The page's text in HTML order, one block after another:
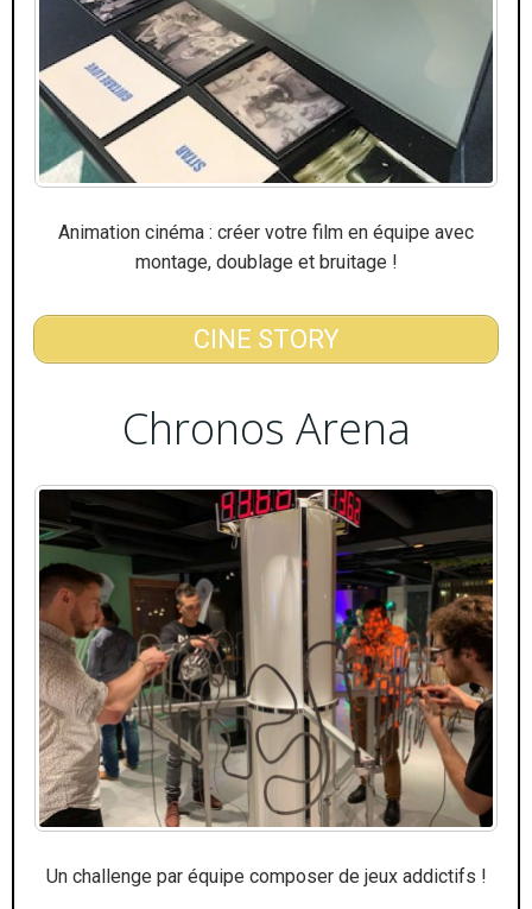
Animation cinéma : créer votre film en équipe avec
montage, doublage et bruitage !
CINE STORY
Chronos Arena
Un challenge par équipe composer de jeux addictifs !